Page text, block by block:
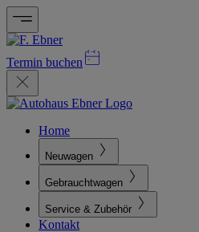
Termin buchen
Home
Neuwagen
Gebrauchtwagen
Service & Zubehör
Kontakt